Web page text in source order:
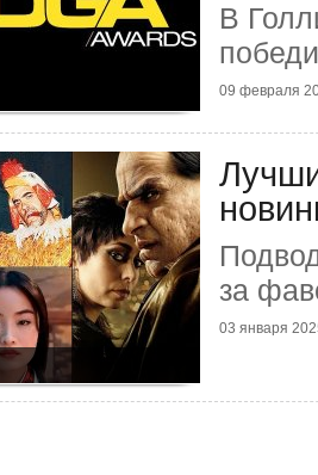
В
09 февраля
за
03 января